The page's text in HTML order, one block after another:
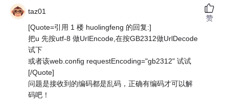
taz01
[Quote=引用 1 楼 huolingfeng 的回复:]
把u 先按utf-8 做UrlEncode,在按GB2312做UrlDecode
试下
或者该web.config requestEncoding="gb2312" 试试
[/Quote]
问题是接收到的编码都是乱码，正确有编码才可以解
码吧！
赞